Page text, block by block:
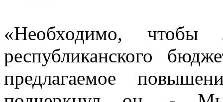
«Необходимо, чтобы
республиканского
предлагаемое